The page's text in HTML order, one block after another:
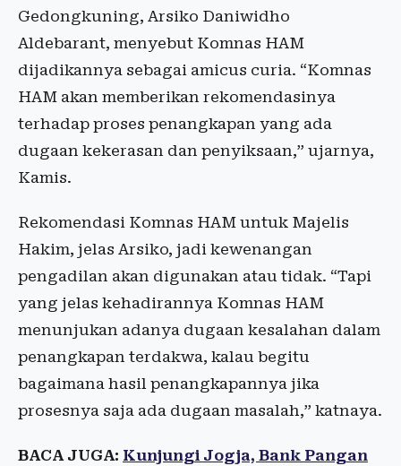
Gedongkuning, Arsiko Daniwidho
Aldebarant, menyebut Komnas HAM
dijadikannya sebagai amicus curia. “Komnas
HAM akan memberikan rekomendasinya
terhadap proses penangkapan yang ada
dugaan kekerasan dan penyiksaan,” ujarnya,
Kamis.
Rekomendasi Komnas HAM untuk Majelis
Hakim, jelas Arsiko, jadi kewenangan
pengadilan akan digunakan atau tidak. “Tapi
yang jelas kehadirannya Komnas HAM
menunjukan adanya dugaan kesalahan dalam
penangkapan terdakwa, kalau begitu
bagaimana hasil penangkapannya jika
prosesnya saja ada dugaan masalah,” katnaya.
BACA JUGA: Kunjungi Jogja, Bank Pangan